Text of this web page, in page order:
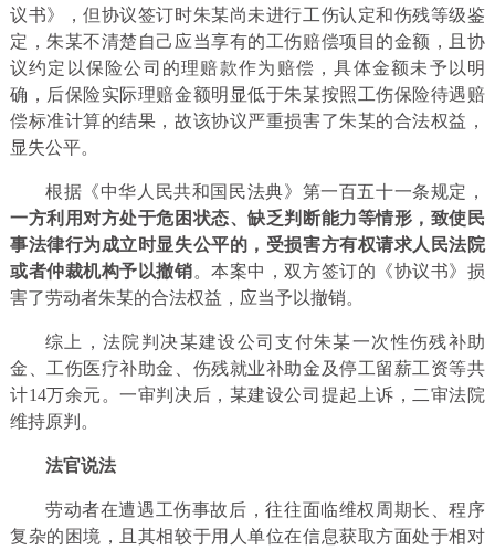
议书》，但协议签订时朱某尚未进行工伤认定和伤残等级鉴
定，朱某不清楚自己应当享有的工伤赔偿项目的金额，且协
议约定以保险公司的理赔款作为赔偿，具体金额未予以明
确，后保险实际理赔金额明显低于朱某按照工伤保险待遇赔
偿标准计算的结果，故该协议严重损害了朱某的合法权益，
显失公平。
根据《中华人民共和国民法典》第一百五十一条规定，
一方利用对方处于危困状态、缺乏判断能力等情形，致使民
事法律行为成立时显失公平的，受损害方有权请求人民法院
或者仲裁机构予以撤销。本案中，双方签订的《协议书》损
害了劳动者朱某的合法权益，应当予以撤销。
综上，法院判决某建设公司支付朱某一次性伤残补助
金、工伤医疗补助金、伤残就业补助金及停工留薪工资等共
计14万余元。一审判决后，某建设公司提起上诉，二审法院
维持原判。
法官说法
劳动者在遭遇工伤事故后，往往面临维权周期长、程序
复杂的困境，且其相较于用人单位在信息获取方面处于相对